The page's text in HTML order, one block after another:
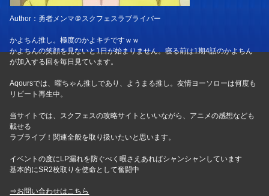
Author：勇者メンマ＠スクフェスラブライバー
かよちん推し。極度のかよキチですｗｗ
かよちんの笑顔を見ないと1日が始まりません。寝る前は1期4話のかよちん
が加入する回を毎日見ています。
Aqoursでは、曜ちゃん推しであり、ようまる推し。友情ヨーソローは何度も
リピート再生中。
当サイトでは、スクフェスの攻略サイトといいながら、アニメの感想なども
載せる
ラブライブ！関連全般を取り扱いたいと思います。
イベントの度にLP漏れを防ぐべく暇さえあればシャンシャンしています
基本的にSR2枚取りを使命として奮闘中
⇒お問い合わせはこちら